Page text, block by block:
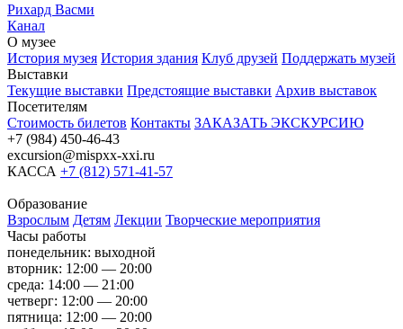
Рихард Васми
Канал
О музее
История музея История здания Клуб друзей Поддержать музей
Выставки
Текущие выставки Предстоящие выставки Архив выставок
Посетителям
Стоимость билетов Контакты ЗАКАЗАТЬ ЭКСКУРСИЮ
+7 (984) 450-46-43
excursion@mispxx-xxi.ru
КАССА +7 (812) 571-41-57
Образование
Взрослым Детям Лекции Творческие мероприятия
Часы работы
понедельник: выходной
вторник: 12:00 — 20:00
среда: 14:00 — 21:00
четверг: 12:00 — 20:00
пятница: 12:00 — 20:00